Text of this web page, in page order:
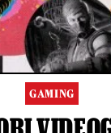
GAMING